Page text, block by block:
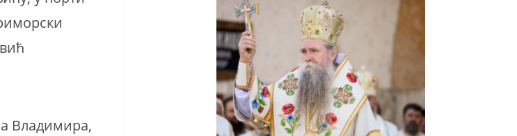
Владимира,